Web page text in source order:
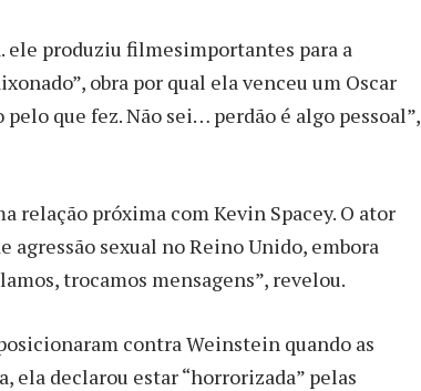
produziu filmesimportantes para a
obra por qual ela venceu um Oscar
que fez. Não sei… perdão é algo pessoal”,
relação próxima com Kevin Spacey. O ator
agressão sexual no Reino Unido, embora
trocamos mensagens”, revelou.
contra Weinstein quando as
ela declarou estar “horrorizada” pelas